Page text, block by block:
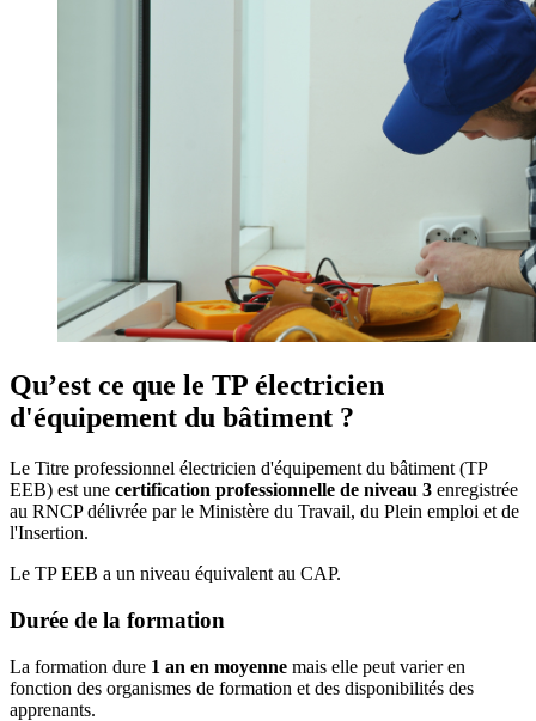
Qu’est ce que le TP électricien
d'équipement du bâtiment ?
Le Titre professionnel électricien d'équipement du bâtiment (TP
EEB) est une certification professionnelle de niveau 3 enregistrée
au RNCP délivrée par le Ministère du Travail, du Plein emploi et de
l'Insertion.
Le TP EEB a un niveau équivalent au CAP.
Durée de la formation
La formation dure 1 an en moyenne mais elle peut varier en
fonction des organismes de formation et des disponibilités des
apprenants.